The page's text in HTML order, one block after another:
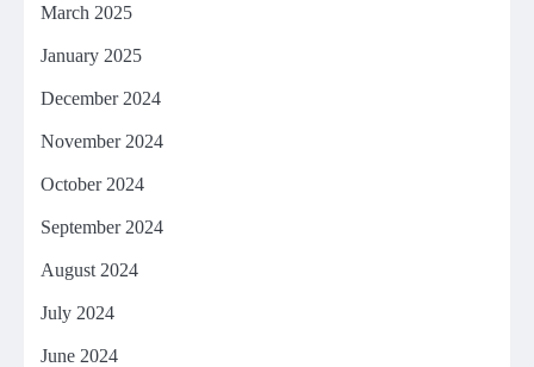
March 2025
January 2025
December 2024
November 2024
October 2024
September 2024
August 2024
July 2024
June 2024